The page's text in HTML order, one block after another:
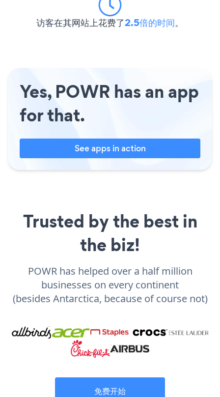
访客在其网站上花费了2.5倍的时间。
Yes, POWR has an app
for that.
See apps in action
Trusted by the best in
the biz!
POWR has helped over a half million
businesses on every continent
(besides Antarctica, because of course not)
免费开始